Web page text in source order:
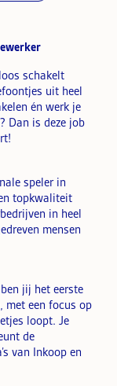
schakelt
uit heel
én werk je
Dan is deze job
speler in
topkwaliteit
in heel
mensen
jij het eerste
met een focus op
loopt. Je
de
van Inkoop en